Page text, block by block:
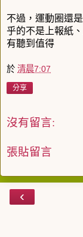
不過，運動圈還
乎的不是上報紙
有聽到值得
於 清晨7:07
分享
沒有留言:
張貼留言
‹